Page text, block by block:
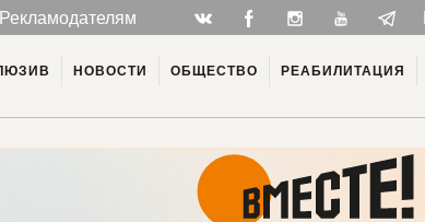
Рекламодателям
НОВОСТИ ОБЩЕСТВО РЕАБИЛИТАЦИЯ